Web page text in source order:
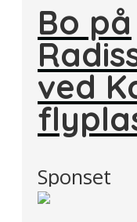
Bo på
ved
Sponset